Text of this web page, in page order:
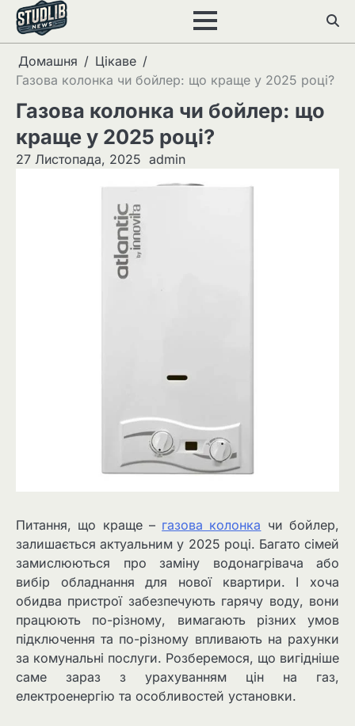
Перейти
вмісту
Домашня
Цікаве
Газова колонка чи бойлер: що краще у 2025 році?
Газова колонка чи бойлер: що
краще у 2025 році?
27 Листопада, 2025 admin
Питання, що краще – газова колонка чи бойлер,
залишається актуальним у 2025 році. Багато сімей
замислюються про заміну водонагрівача або
вибір обладнання для нової квартири. І хоча
обидва пристрої забезпечують гарячу воду, вони
працюють по-різному, вимагають різних умов
підключення та по-різному впливають на рахунки
за комунальні послуги. Розберемося, що вигідніше
саме зараз з урахуванням цін на газ,
електроенергію та особливостей установки.